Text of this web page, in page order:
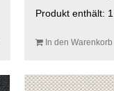
Produkt enthält: 1
In den Warenkorb